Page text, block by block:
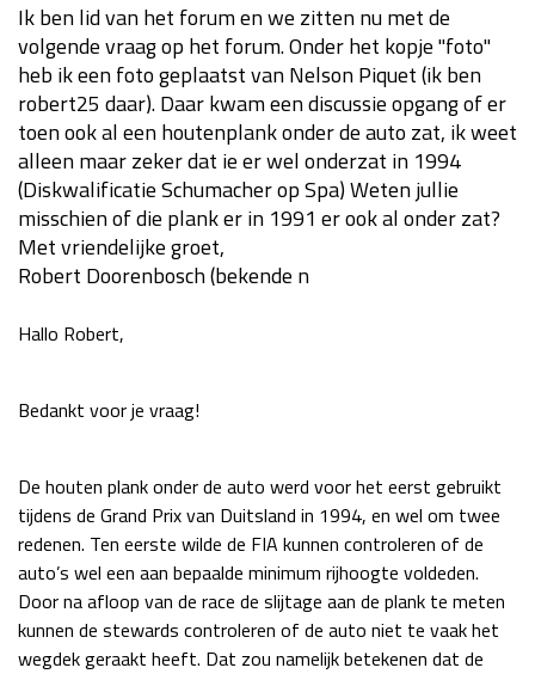
Race
za 13:00 - 15:00
GP VERENIGDE STATEN 2026 23 - 25 okt
Kwalificatie
Race
GP MEXICO 2026
Kwalificatie
za 22:00 - 23:00
Race
zo 21:00 - 23:00
GP SÃO PAULO 2026 06 - 08 nov
LAS VEGAS GRAND PRIX 2026 20 - 22 nov
Kwalificatie
za 05:00 - 06:00
Race
zo 05:00 - 07:00
GP ABU DHABI 2026 04 - 06 dec
Ik ben lid van het forum en we zitten nu met de
volgende vraag op het forum. Onder het kopje "foto"
heb ik een foto geplaatst van Nelson Piquet (ik ben
robert25 daar). Daar kwam een discussie opgang of er
toen ook al een houtenplank onder de auto zat, ik weet
alleen maar zeker dat ie er wel onderzat in 1994
(Diskwalificatie Schumacher op Spa) Weten jullie
misschien of die plank er in 1991 er ook al onder zat?
Met vriendelijke groet,
Robert Doorenbosch (bekende n
Hallo Robert,
Bedankt voor je vraag!
De houten plank onder de auto werd voor het eerst gebruikt
tijdens de Grand Prix van Duitsland in 1994, en wel om twee
redenen. Ten eerste wilde de FIA kunnen controleren of de
auto’s wel een aan bepaalde minimum rijhoogte voldeden.
Door na afloop van de race de slijtage aan de plank te meten
kunnen de stewards controleren of de auto niet te vaak het
wegdek geraakt heeft. Dat zou namelijk betekenen dat de